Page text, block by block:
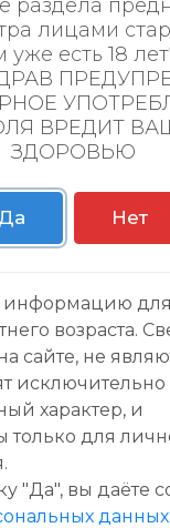
Пн-Вс с
23:00
Пн-Вс с
23:00
Пн-Вс с 09:00
Пн-Вс с 09:00
23:00
раздела
лицами
уже есть 18
ВРЕДИТ
ЗДОРОВЬЮ
Да Нет
информацию
возраста.
сайте, не
исключительно
характер, и
только для
"Да", вы даёте
данных